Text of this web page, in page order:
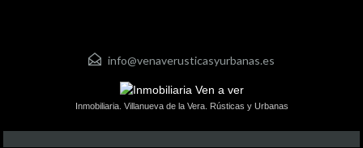
info@venaverusticasyurbanas.es
Inmobiliaria. Villanueva de la Vera. Rústicas y Urbanas